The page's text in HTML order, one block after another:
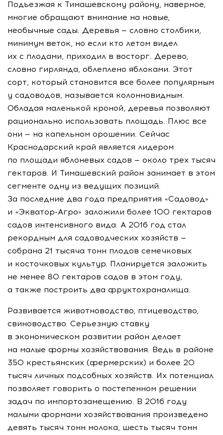
Подъезжая к Тимашевскому району, наверное,
многие обращают внимание на новые,
необычные сады. Деревья — словно столбики,
минимум веток, но если кто летом видел
их с плодами, приходил в восторг. Дерево,
словно гирлянда, облеплено яблоками. Этот
сорт, который становится все более популярным
у садоводов, называется колонновидным.
Обладая маленькой кроной, деревья позволяют
рационально использовать площадь. Плюс все
они — на капельном орошении. Сейчас
Краснодарский край является лидером
по площади яблоневых садов — около трех тысяч
гектаров. И Тимашевский район занимает в этом
сегменте одну из ведущих позиций.
За последние два года предприятия «Садовод»
и «Экватор-Агро» заложили более 100 гектаров
садов интенсивного вида. А 2016 год стал
рекордным для садоводческих хозяйств —
собрана 21 тысяча тонн плодов семечковых
и косточковых культур. Планируется заложить
не менее 80 гектаров садов в этом году,
а также построить два фруктохраналища.
Развивается животноводство, птицеводство,
свиноводство. Серьезную ставку
в экономическом развитии район делает
на малые формы хозяйствования. Ведь в районе
350 крестьянских (фермерских) и более 20
тысяч личных подсобных хозяйств. Их потенциал
позволяет говорить о постепенном решении
задач по импортозамещению. В 2016 году
малыми формами хозяйствования произведено
девять тысяч тонн молока, шесть тысяч тонн